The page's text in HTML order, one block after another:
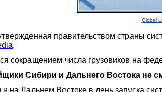
Global
правительством страны
.
сокращением числа грузовиков на
Сибири и Дальнего Востока не
на Дальнем Востоке в день запуска